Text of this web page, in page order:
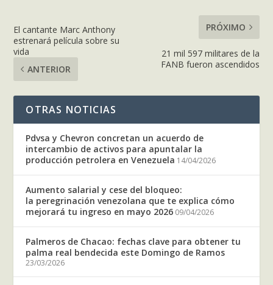
El cantante Marc Anthony
estrenará película sobre su
vida
ANTERIOR
PRÓXIMO
21 mil 597 militares de la
FANB fueron ascendidos
OTRAS NOTICIAS
Pdvsa y Chevron concretan un acuerdo de
intercambio de activos para apuntalar la
producción petrolera en Venezuela 14/04/2026
Aumento salarial y cese del bloqueo:
la peregrinación venezolana que te explica cómo
mejorará tu ingreso en mayo 2026 09/04/2026
Palmeros de Chacao: fechas clave para obtener tu
palma real bendecida este Domingo de Ramos
23/03/2026